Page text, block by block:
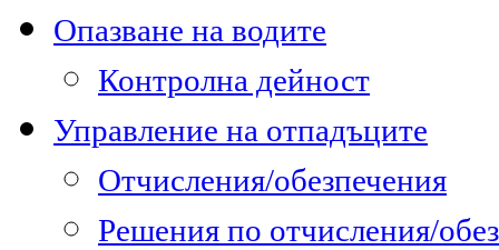
Опазване на водите
Контролна дейност
Управление на отпадъците
Отчисления/обезпечения
Решения по отчисления/